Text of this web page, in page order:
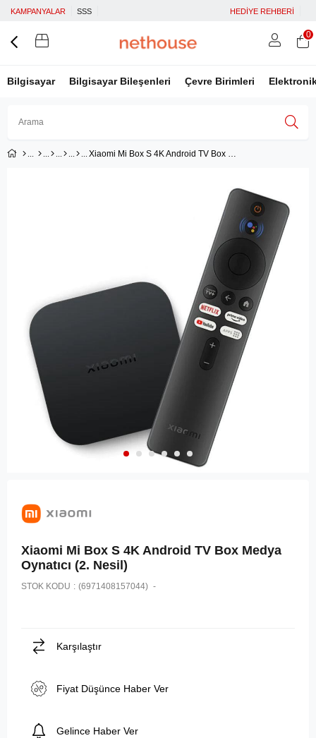
KAMPANYALAR SSS HEDİYE REHBERİ
Bilgisayar Bilgisayar Bileşenleri Çevre Birimleri
Google İle Bağlan
0
Xiaomi Mi Box S 4K Android TV Box Medya Oynatıcı (2. Nesil)
Xiaomi Mi Box S 4K Android TV Box Medya
Oynatıcı (2. Nesil)
STOK KODU (6971408157044)
Karşılaştır
Fiyat Düşünce Haber Ver
Gelince Haber Ver